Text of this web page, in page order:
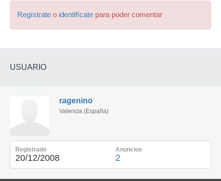
Regístrate o identifícate para poder comentar
USUARIO
ragenino
Valencia (España)
Registrado
20/12/2008
Anuncios
2